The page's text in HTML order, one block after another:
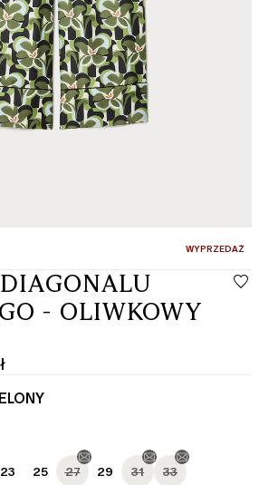
:WYPRZEDAŻ
- OLIWKOWY
23 25 27 29 31 33